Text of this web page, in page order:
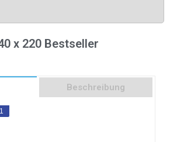
x 220 Bestseller
Beschreibung